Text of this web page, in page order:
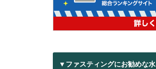
▼ファスティングにお勧めな水